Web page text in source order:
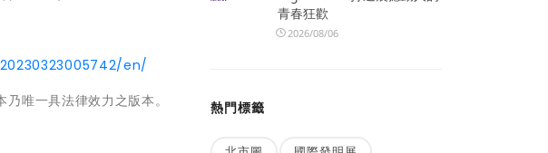
en/
唯一具法律效力之版本。
青春狂歡
2026/08/06
熱門標籤